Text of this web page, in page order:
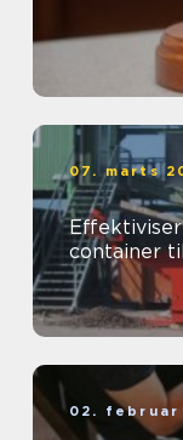
07. marts
container
02. februar